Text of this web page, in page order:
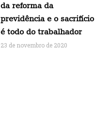
da reforma da
previdência e o sacrifício
é todo do trabalhador
23 de novembro de 2020